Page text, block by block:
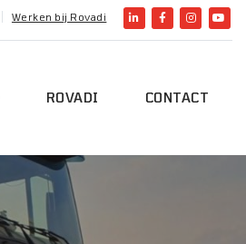
Werken bij Rovadi
ROVADI CONTACT